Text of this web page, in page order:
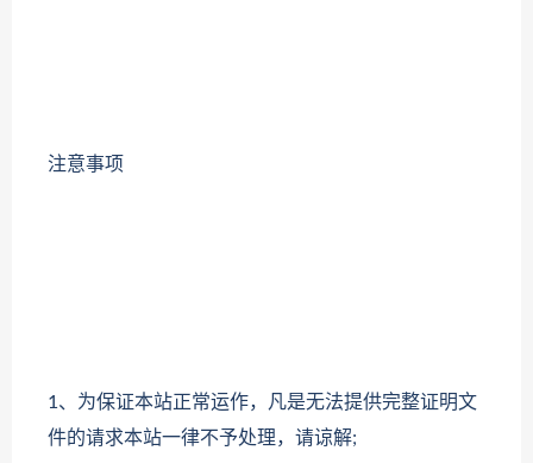
注意事项
1、为保证本站正常运作，凡是无法提供完整证明文
件的请求本站一律不予处理，请谅解;